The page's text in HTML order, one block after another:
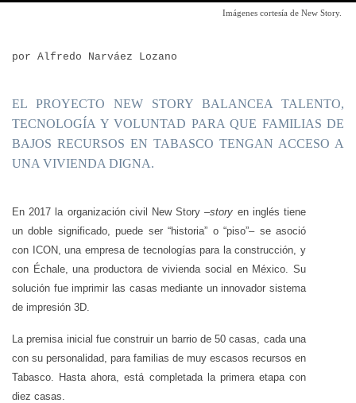
Imágenes cortesía de New Story.
por Alfredo Narváez Lozano
EL PROYECTO NEW STORY BALANCEA TALENTO,
TECNOLOGÍA Y VOLUNTAD PARA QUE FAMILIAS DE
BAJOS RECURSOS EN TABASCO TENGAN ACCESO A
UNA VIVIENDA DIGNA.
En 2017 la organización civil New Story –story en inglés tiene
un doble significado, puede ser “historia” o “piso”– se asoció
con ICON, una empresa de tecnologías para la construcción, y
con Échale, una productora de vivienda social en México. Su
solución fue imprimir las casas mediante un innovador sistema
de impresión 3D.
La premisa inicial fue construir un barrio de 50 casas, cada una
con su personalidad, para familias de muy escasos recursos en
Tabasco. Hasta ahora, está completada la primera etapa con
diez casas.